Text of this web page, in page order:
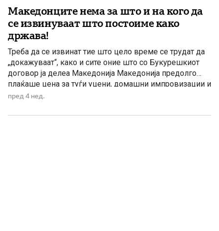
Македонците нема за што и на кого да
се извинуваат што постоиме како
држава!
Треба да се извинат тие што цело време се трудат да
„докажуваат“, како и сите оние што со Букурешкиот
договор ја делеа Македонија Македонија предолго
плаќаше цена за туѓи уцени, домашни импровизации и
политички авантуризам. Предолго државата беше
без историја, без народ, без идентитет и без право
пред 4 нед.